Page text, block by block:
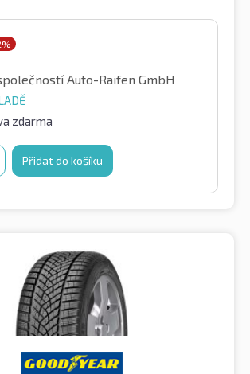
Auto-Raifen GmbH
zdarma
Přidat do košíku